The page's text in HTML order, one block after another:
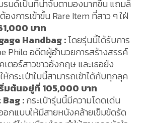
รนด์เป็นที่น่าจับตามองมากขึ้น แถมลิ
องการเข้าขั้น Rare Item ที่สาว ๆ ใฝ่
,000 บาท
Handbag :โดยรุ่นนี้ได้รับการ
Philo อดีตผู้อำนวยการสร้างสรรค์
เตอร์สาวชาวอังกฤษ และเธอยัง
กระเป๋าใบนี้สามารถเข้าได้กับทุกลุค
มต้นอยู่ที่ 105,000 บาท
:กระเป๋ารุ่นนี้มีความโดดเด่น
อกแบบให้มีสายหนังคล้ายเข็มขัดรัด